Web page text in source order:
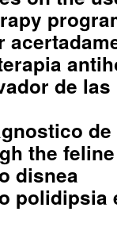
de
the
disnea
polidipsia